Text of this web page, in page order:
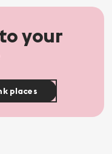
your
places